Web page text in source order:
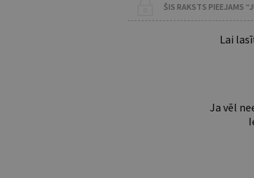
ŠIS RAKSTS PIEEJAMS
Lai
Ja vēl